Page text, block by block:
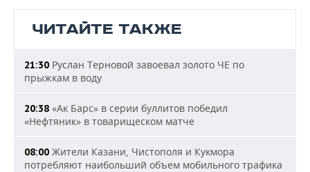
ЧИТАЙТЕ ТАКЖЕ
21:30 Руслан Терновой завоевал золото ЧЕ по
прыжкам в воду
20:38 «Ак Барс» в серии буллитов победил
«Нефтяник» в товарищеском матче
08:00 Жители Казани, Чистополя и Кукмора
потребляют наибольший объем мобильного трафика